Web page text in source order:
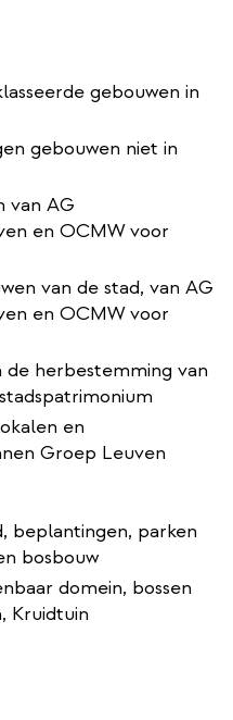
gebouwen in
gebouwen niet in
van AG
en OCMW voor
van de stad, van AG
en OCMW voor
herbestemming van
en
Groep Leuven
beplantingen, parken
bosbouw
domein, bossen
Kruidtuin